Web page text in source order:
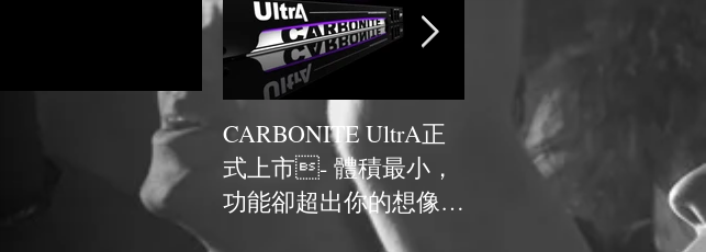
CARBONITE UltrA正
式上市- 體積最小，
功能卻超出你的想像的
超高CP值UHD切換
NCDR與HYPERVSN首
次合作，獲得最佳人氣